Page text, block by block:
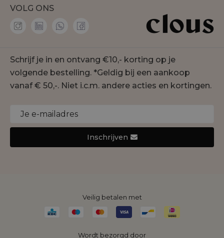
Membership
Onze winkels
Duurzaamheid
Cookie statement
Accentil
Amaya Amsterdam
Geisha
Gustav
Jansen Amsterdam
Monari
Nukus
Rino&Pelle
VOLG ONS
Schrijf je in en ontvang €10,- korting op je
volgende bestelling. *Geldig bij een aankoop
vanaf € 50,-. Niet i.c.m. andere acties en kortingen.
Inschrijven
Veilig betalen met
Wordt bezorgd door